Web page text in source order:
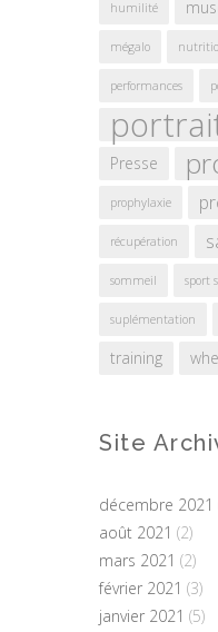
humilité
mégalo
performances
Presse
prophylaxie
récupération
sommeil sport
suplémentation
training
Site
décembre 2021
août 2021 (2)
mars 2021 (2)
février 2021 (3)
janvier 2021 (5)